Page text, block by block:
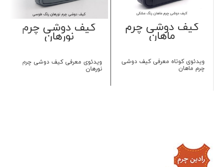
کیف دوشی چرم
ماهان
ویدئوی کوتاه معرفی کیف دوشی
چرم ماهان
کیف دوشی چرم
نورهان
ویدئوی معرفی کیف دوشی چرم
نورهان